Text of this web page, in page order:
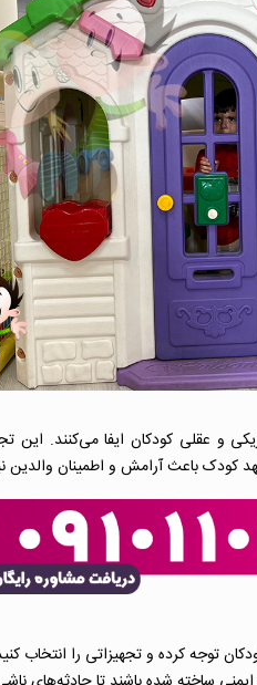
عقلی کودکان ایفا می‌کنند. این
کودک باعث آرامش و اطمینان والدین
توجه کرده و تجهیزاتی را انتخاب